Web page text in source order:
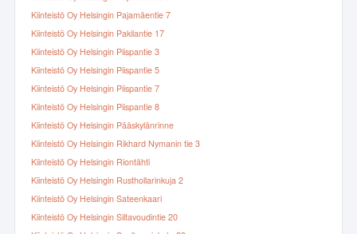
Kiinteistö Oy Helsingin Pajamäentie 7
Kiinteistö Oy Helsingin Pakilantie 17
Kiinteistö Oy Helsingin Piispantie 3
Kiinteistö Oy Helsingin Piispantie 5
Kiinteistö Oy Helsingin Piispantie 7
Kiinteistö Oy Helsingin Piispantie 8
Kiinteistö Oy Helsingin Pääskylänrinne
Kiinteistö Oy Helsingin Rikhard Nymanin tie 3
Kiinteistö Oy Helsingin Riontähti
Kiinteistö Oy Helsingin Rusthollarinkuja 2
Kiinteistö Oy Helsingin Sateenkaari
Kiinteistö Oy Helsingin Siltavoudintie 20